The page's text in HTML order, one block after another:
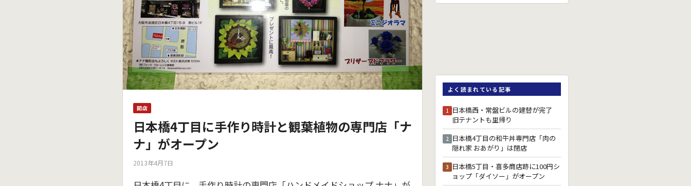
開店
日本橋4丁目に手作り時計と観葉植物の専門店「ナ
ナ」がオープン
2013年4月7日
よく読まれている記事
1 日本橋西・常盤ビルの建替が完了
旧テナントも里帰り
2 日本橋4丁目の和牛丼専門店「肉の
隠れ家 おあがり」は閉店
3 日本橋5丁目・喜多商店跡に100円シ
ョップ「ダイソー」がオープン